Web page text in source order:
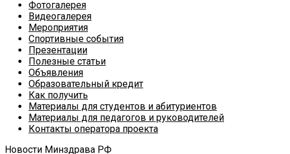
Фотогалерея
Видеогалерея
Мероприятия
Спортивные события
Презентации
Полезные статьи
Объявления
Образовательный кредит
Как получить
Материалы для студентов и абитуриентов
Материалы для педагогов и руководителей
Контакты оператора проекта
Новости Минздрава РФ